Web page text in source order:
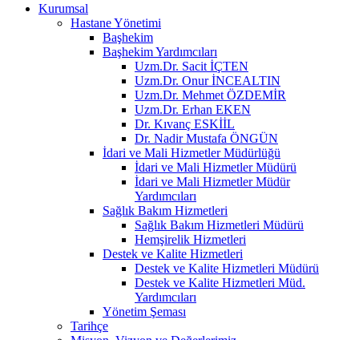
Kurumsal
Hastane Yönetimi
Başhekim
Başhekim Yardımcıları
Uzm.Dr. Sacit İÇTEN
Uzm.Dr. Onur İNCEALTIN
Uzm.Dr. Mehmet ÖZDEMİR
Uzm.Dr. Erhan EKEN
Dr. Kıvanç ESKİİL
Dr. Nadir Mustafa ÖNGÜN
İdari ve Mali Hizmetler Müdürlüğü
İdari ve Mali Hizmetler Müdürü
İdari ve Mali Hizmetler Müdür
Yardımcıları
Sağlık Bakım Hizmetleri
Sağlık Bakım Hizmetleri Müdürü
Hemşirelik Hizmetleri
Destek ve Kalite Hizmetleri
Destek ve Kalite Hizmetleri Müdürü
Destek ve Kalite Hizmetleri Müd.
Yardımcıları
Yönetim Şeması
Tarihçe